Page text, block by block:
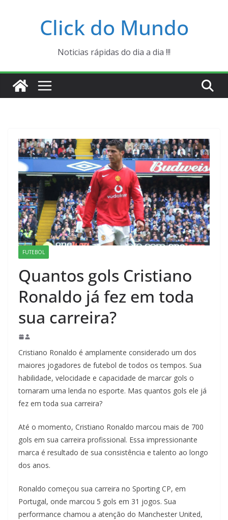
Click do Mundo
Noticias rápidas do dia a dia !!!
FUTEBOL
Quantos gols Cristiano
Ronaldo já fez em toda
sua carreira?
Cristiano Ronaldo é amplamente considerado um dos
maiores jogadores de futebol de todos os tempos. Sua
habilidade, velocidade e capacidade de marcar gols o
tornaram uma lenda no esporte. Mas quantos gols ele já
fez em toda sua carreira?
Até o momento, Cristiano Ronaldo marcou mais de 700
gols em sua carreira profissional. Essa impressionante
marca é resultado de sua consistência e talento ao longo
dos anos.
Ronaldo começou sua carreira no Sporting CP, em
Portugal, onde marcou 5 gols em 31 jogos. Sua
performance chamou a atenção do Manchester United,